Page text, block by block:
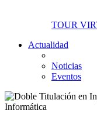
TOUR
Actualidad
Noticias
Eventos